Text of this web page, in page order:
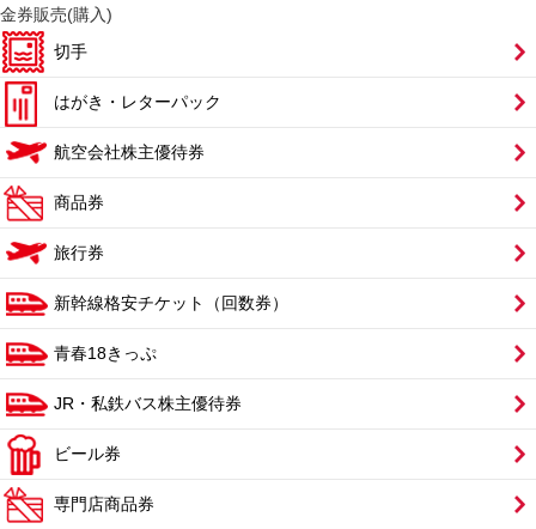
金券販売(購入)
切手
はがき・レターパック
航空会社株主優待券
商品券
旅行券
新幹線格安チケット（回数券）
青春18きっぷ
JR・私鉄バス株主優待券
ビール券
専門店商品券